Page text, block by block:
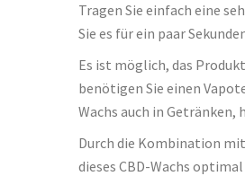
Tragen Sie einfach eine
Sie es für ein paar
Es ist möglich, das
benötigen Sie einen
Wachs auch in
Durch die Kombination
dieses CBD-Wachs